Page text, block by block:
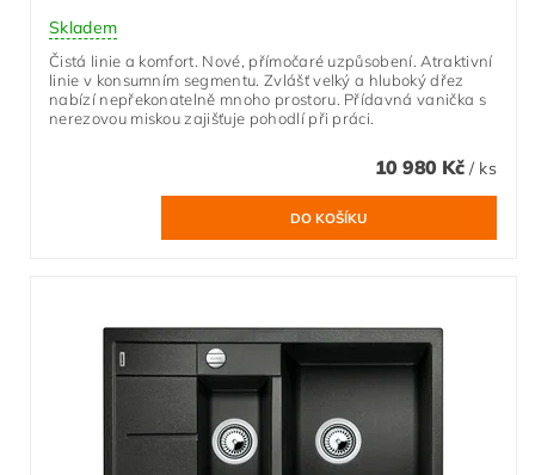
Skladem
Čistá linie a komfort. Nové, přímočaré uzpůsobení. Atraktivní
linie v konsumním segmentu. Zvlášť velký a hluboký dřez
nabízí nepřekonatelně mnoho prostoru. Přídavná vanička s
nerezovou miskou zajišťuje pohodlí při práci.
10 980 Kč / ks